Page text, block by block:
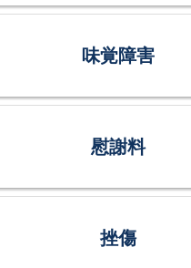
味覚障害
慰謝料
挫傷